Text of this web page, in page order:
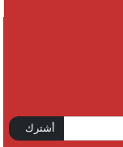
أشترك